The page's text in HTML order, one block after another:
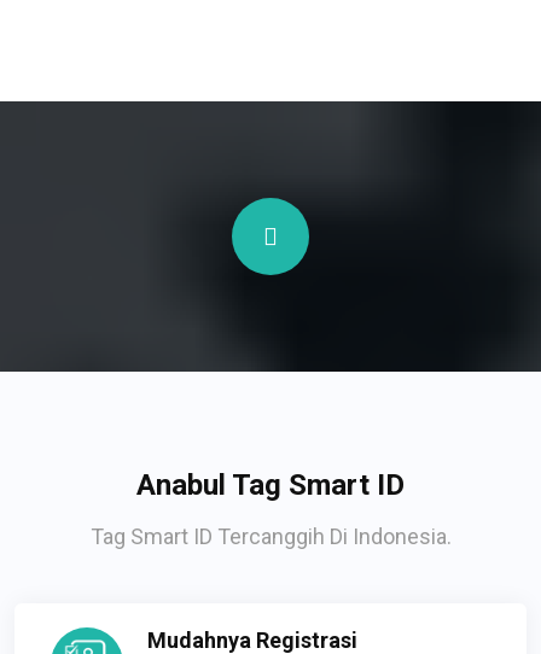
Anabul Tag Smart ID
Tag Smart ID Tercanggih Di Indonesia.
Mudahnya Registrasi